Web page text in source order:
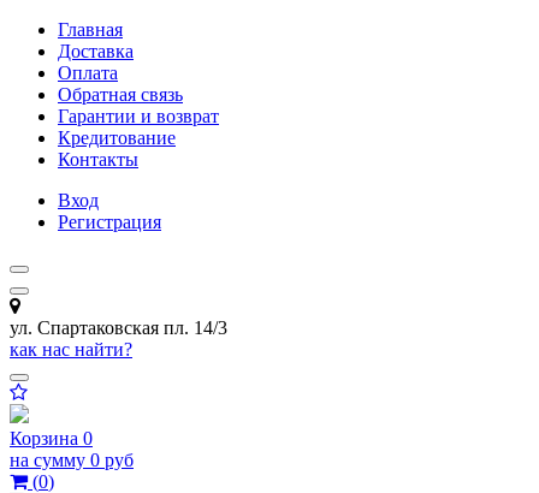
Главная
Доставка
Оплата
Обратная связь
Гарантии и возврат
Кредитование
Контакты
Вход
Регистрация
ул. Спартаковская пл. 14/3
как нас найти?
Корзина 0
на сумму 0 руб
(0)